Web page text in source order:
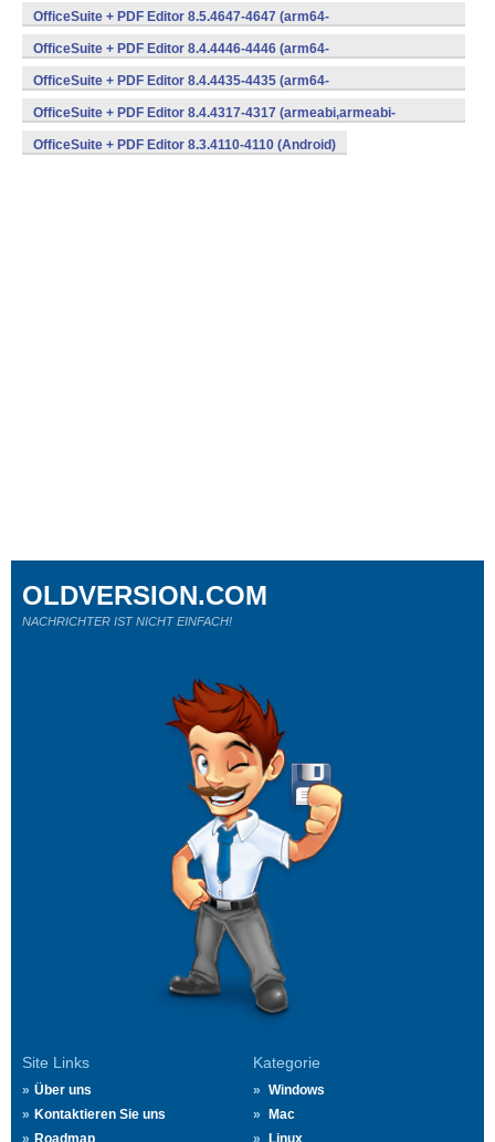
v8a,armeabi,armeabi-v7a,x86) (Android)
OfficeSuite + PDF Editor 8.5.4647-4647 (arm64-
v8a,armeabi,armeabi-v7a,x86) (Android)
OfficeSuite + PDF Editor 8.4.4446-4446 (arm64-
v8a,armeabi,armeabi-v7a,x86) (Android)
OfficeSuite + PDF Editor 8.4.4435-4435 (arm64-
v8a,armeabi,armeabi-v7a,x86) (Android)
OfficeSuite + PDF Editor 8.4.4317-4317 (armeabi,armeabi-
v7a,x86) (Android)
OfficeSuite + PDF Editor 8.3.4110-4110 (Android)
Site Links
Über uns
Kontaktieren Sie uns
Roadmap
Kategorie
Windows
Mac
Linux
OLDVERSION.COM
NACHRICHTER IST NICHT EINFACH!